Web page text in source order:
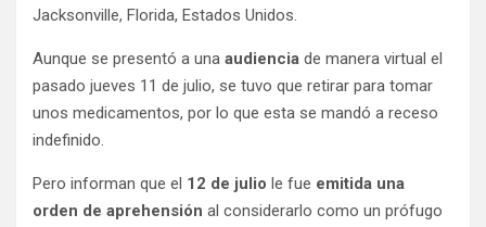
Jacksonville, Florida, Estados Unidos.
Aunque se presentó a una audiencia de manera virtual el
pasado jueves 11 de julio, se tuvo que retirar para tomar
unos medicamentos, por lo que esta se mandó a receso
indefinido.
Pero informan que el 12 de julio le fue emitida una
orden de aprehensión al considerarlo como un prófugo